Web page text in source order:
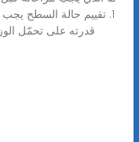
1. تقييم حالة السطح
قدرته على تحمّل